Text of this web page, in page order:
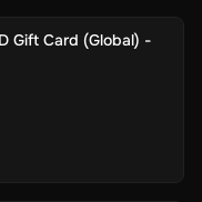
Gift Card (Global) -